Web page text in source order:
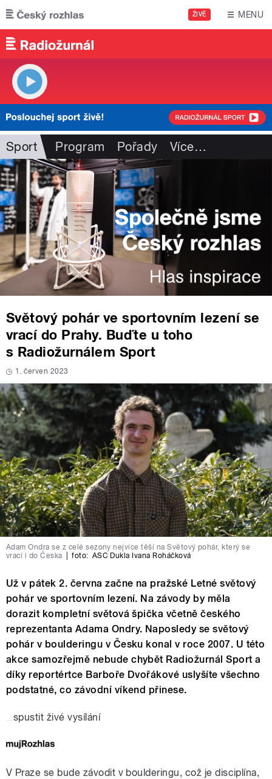
Přejít k hlavnímu obsahu
ŽIVĚ MENU
Sport Program Pořady Více…
Světový pohár ve sportovním lezení se
vrací do Prahy. Buďte u toho
s Radiožurnálem Sport
1. červen 2023
Adam Ondra se z celé sezony nejvíce těší na Světový pohár, který se
vrací i do Česka
foto: ASC Dukla Ivana Roháčková
Už v pátek 2. června začne na pražské Letné světový
pohár ve sportovním lezení. Na závody by měla
dorazit kompletní světová špička včetně českého
reprezentanta Adama Ondry. Naposledy se světový
pohár v boulderingu v Česku konal v roce 2007. U této
akce samozřejmě nebude chybět Radiožurnál Sport a
díky reportértce Barboře Dvořákové uslyšíte všechno
podstatné, co závodní víkend přinese.
spustit živé vysílání
V Praze se bude závodit v boulderingu, což je disciplína,